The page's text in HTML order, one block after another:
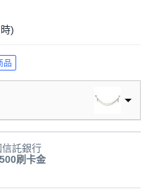
)
品
信託銀行
刷卡金